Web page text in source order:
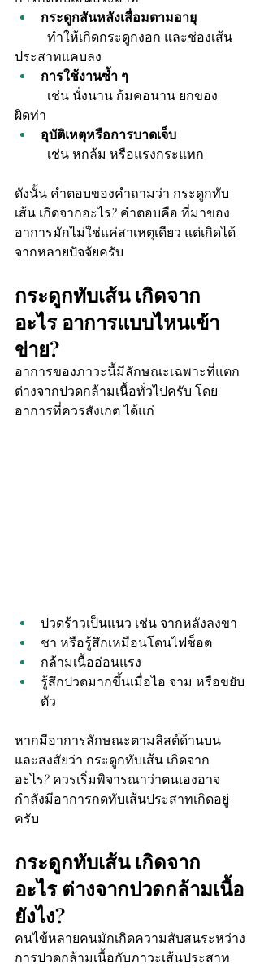
กระดูกสันหลังเสื่อมตามอายุ
ประสาทแคบลง
การใช้งานซ้ำ ๆ
ผิดท่า
อุบัติเหตุหรือการบาดเจ็บ
	เช่น หกล้ม หรือแรงกระแทก
ดังนั้น คำตอบของคำถามว่า กระดูกทับ
เส้น เกิดจากอะไร? คำตอบคือ ที่มาของ
อาการมักไม่ใช่แค่สาเหตุเดียว แต่เกิดได้
จากหลายปัจจัยครับ
กระดูกทับเส้น เกิดจาก
อะไร อาการแบบไหนเข้า
ข่าย?
อาการของภาวะนี้มีลักษณะเฉพาะที่แตก
ต่างจากปวดกล้ามเนื้อทั่วไปครับ โดย
อาการที่ควรสังเกต ได้แก่
ปวดร้าวเป็นแนว เช่น จากหลังลงขา
ชา หรือรู้สึกเหมือนโดนไฟช็อต
กล้ามเนื้ออ่อนแรง
รู้สึกปวดมากขึ้นเมื่อไอ จาม หรือขยับ
ตัว
หากมีอาการลักษณะตามลิสต์ด้านบน
และสงสัยว่า กระดูกทับเส้น เกิดจาก
อะไร? ควรเริ่มพิจารณาว่าตนเองอาจ
กำลังมีอาการกดทับเส้นประสาทเกิดอยู่
ครับ
กระดูกทับเส้น เกิดจาก
อะไร ต่างจากปวดกล้ามเนื้อ
ยังไง?
คนไข้หลายคนมักเกิดความสับสนระหว่าง
การปวดกล้ามเนื้อกับภาวะเส้นประสาท